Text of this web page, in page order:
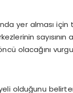
yer alması
sayısının
olacağını
olduğunu